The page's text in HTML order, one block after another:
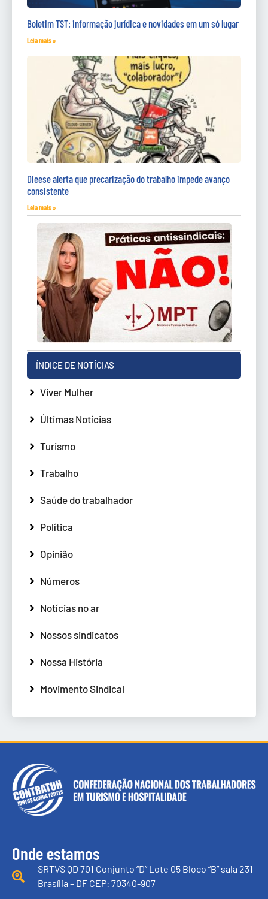
Boletim TST: informação jurídica e novidades em um só lugar
Leia mais »
Dieese alerta que precarização do trabalho impede avanço
consistente
Leia mais »
ÍNDICE DE NOTÍCIAS
Viver Mulher
Últimas Notícias
Turismo
Trabalho
Saúde do trabalhador
Política
Opinião
Números
Notícias no ar
Nossos sindicatos
Nossa História
Movimento Sindical
Onde estamos
SRTVS QD 701 Conjunto “D” Lote 05 Bloco “B” sala 231
Brasília – DF CEP: 70340-907